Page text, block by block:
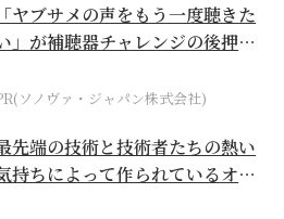
「ヤブサメの声をもう一度聴きた
」が補聴器チャレンジの後押し
ソノヴァ・ジャパン株式会社)
先端の技術と技術者たちの熱い
持ちによって作られているオー